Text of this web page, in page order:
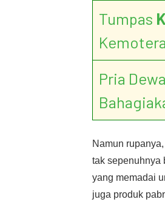
Tumpas
Pria
Namun
tak sepenuhnya
yang memadai
juga produk